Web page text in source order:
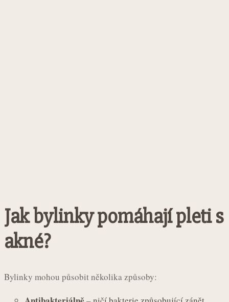
Jak bylinky pomáhají pleti s
akné?
Bylinky mohou působit několika způsoby: